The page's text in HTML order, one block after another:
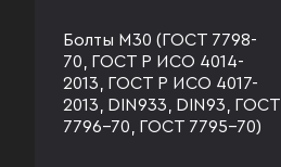
Болты М30 (ГОСТ 7798-
70, ГОСТ Р ИСО 4014-
2013, ГОСТ Р ИСО 4017-
2013, DIN933, DIN93, ГОСТ
7796-70, ГОСТ 7795-70)